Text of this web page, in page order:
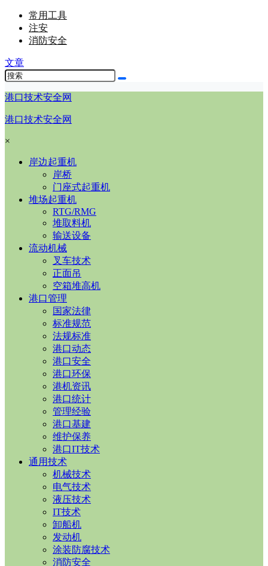
常用工具
注安
消防安全
文章
港口技术安全网
港口技术安全网
×
岸边起重机
岸桥
门座式起重机
堆场起重机
RTG/RMG
堆取料机
输送设备
流动机械
叉车技术
正面吊
空箱堆高机
港口管理
国家法律
标准规范
法规标准
港口动态
港口安全
港口环保
港机资讯
港口统计
管理经验
港口基建
维护保养
港口IT技术
通用技术
机械技术
电气技术
液压技术
IT技术
卸船机
发动机
涂装防腐技术
消防安全